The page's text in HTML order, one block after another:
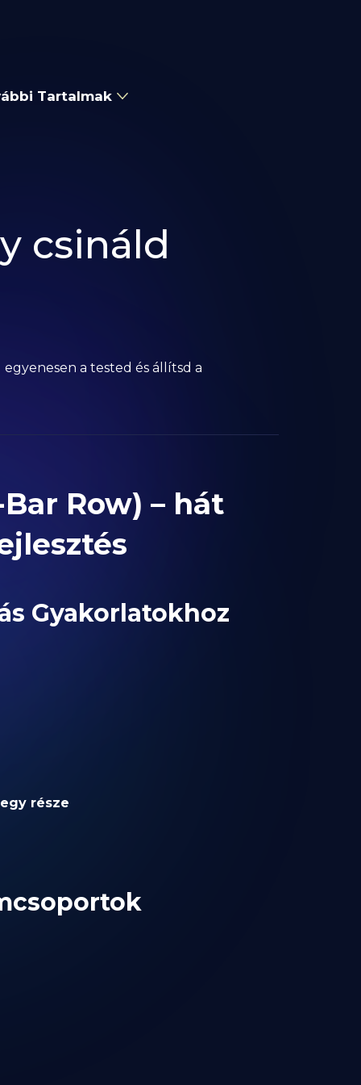
Tartalmak
csináld
egyenesen a tested és állítsd a
Row) – hát
Gyakorlatokhoz
része